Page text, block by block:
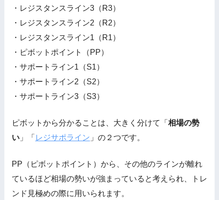
・レジスタンスライン3（R3）
・レジスタンスライン2（R2）
・レジスタンスライン1（R1）
・ピボットポイント（PP）
・サポートライン1（S1）
・サポートライン2（S2）
・サポートライン3（S3）
ピボットから分かることは、大きく分けて「 相場の勢
い」「 レジサポライン 」の２つです。
PP（ピボットポイント）から、その他のラインが離れ
ているほど相場の勢いが強まっていると考えられ、トレ
ンド見極めの際に用いられます。